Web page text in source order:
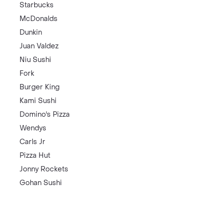
Starbucks
McDonalds
Dunkin
Juan Valdez
Niu Sushi
Fork
Burger King
Kami Sushi
Domino's Pizza
Wendys
Carls Jr
Pizza Hut
Jonny Rockets
Gohan Sushi